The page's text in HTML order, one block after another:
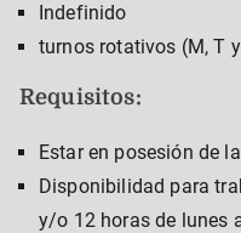
Indefinido
turnos rotativos (M, T
Requisitos:
Estar en posesión de
Disponibilidad para
y/o 12 horas de lunes